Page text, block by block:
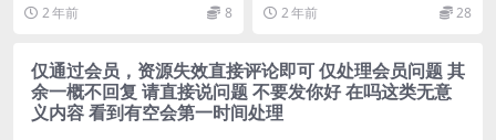
航：...2 年前 8 2 年前 28
仅通过会员，资源失效直接评论即可 仅处理会员问题 其
余一概不回复 请直接说问题 不要发你好 在吗这类无意
义内容 看到有空会第一时间处理